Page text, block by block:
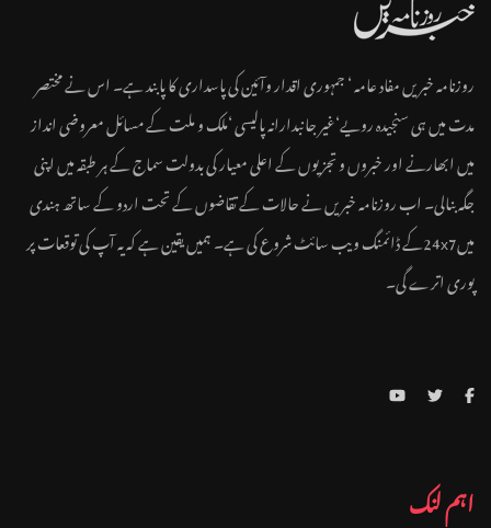
روزنامہ خبریں مفاد عامہ ‘ جمہوری اقدار وآئین کی پاسداری کا پابند ہے۔ اس نے مختصر
مدت میں ہی سنجیدہ رویے‘غیر جانبدارانہ پالیسی ‘ملک و ملت کے مسائل معروضی انداز
میں ابھارنے اور خبروں و تجزیوں کے اعلی معیار کی بدولت سماج کے ہر طبقہ میں اپنی
جگہ بنالی۔ اب روزنامہ خبریں نے حالات کے تقاضوں کے تحت اردو کے ساتھ ہندی
میں24x7کے ڈائمنگ ویب سائٹ شروع کی ہے۔ ہمیں یقین ہے کہ یہ آپ کی توقعات پر
پوری اترے گی۔
اہم لنک